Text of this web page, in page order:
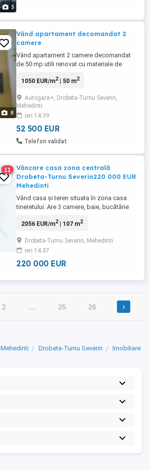
3
8
Vând apartament decomandat 2
camere
Vând apartament 2 camere decomandat
de 50 mp utili renovat cu materiale de
dormitorului. Apartamentul este luminos la
cu infiltrațiile, vecini liniștiți,scara blocului
curată și îngrijită în zona liniștită și vedere
spre ...
1050 EUR/m2| 50 m2
Autogara+, Drobeta-Turnu Severin,
Mehedinti
ieri 14:39
52 500 EUR
Telefon validat
11
Vânzare casa zona centrală
Drobeta-Turnu Severin220 000 EUR
Mehedinti
Vând casa și teren situata în zona casa
tineretului. Are 3 camere, baie, bucătărie
racordata la canalizare, apa curenta,
2056 EUR/m2| 107 m2
Drobeta-Turnu Severin, Mehedinti
ieri 14:37
220 000 EUR
2 25 26 ›
Mehedinti Drobeta-Turnu Severin
Imobiliare